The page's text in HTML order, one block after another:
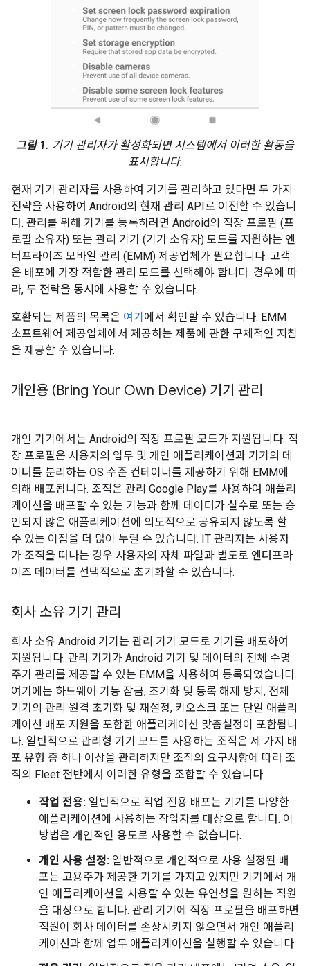
그림 1. 기기 관리자가 활성화되면 시스템에서 이러한 활동을
표시합니다.
현재 기기 관리자를 사용하여 기기를 관리하고 있다면 두 가지
전략을 사용하여 Android의 현재 관리 API로 이전할 수 있습니
다. 관리를 위해 기기를 등록하려면 Android의 직장 프로필 (프
로필 소유자) 또는 관리 기기 (기기 소유자) 모드를 지원하는 엔
터프라이즈 모바일 관리 (EMM) 제공업체가 필요합니다. 고객
은 배포에 가장 적합한 관리 모드를 선택해야 합니다. 경우에 따
라, 두 전략을 동시에 사용할 수 있습니다.
호환되는 제품의 목록은 여기 에서 확인할 수 있습니다. EMM
소프트웨어 제공업체에서 제공하는 제품에 관한 구체적인 지침
을 제공할 수 있습니다.
개인용 (Bring Your Own Device) 기기 관리
개인 기기에서는 Android의 직장 프로필 모드가 지원됩니다. 직
장 프로필은 사용자의 업무 및 개인 애플리케이션과 기기의 데
이터를 분리하는 OS 수준 컨테이너를 제공하기 위해 EMM에
의해 배포됩니다. 조직은 관리 Google Play를 사용하여 애플리
케이션을 배포할 수 있는 기능과 함께 데이터가 실수로 또는 승
인되지 않은 애플리케이션에 의도적으로 공유되지 않도록 할
수 있는 이점을 더 많이 누릴 수 있습니다. IT 관리자는 사용자
가 조직을 떠나는 경우 사용자의 자체 파일과 별도로 엔터프라
이즈 데이터를 선택적으로 초기화할 수 있습니다.
회사 소유 기기 관리
회사 소유 Android 기기는 관리 기기 모드로 기기를 배포하여
지원됩니다. 관리 기기가 Android 기기 및 데이터의 전체 수명
주기 관리를 제공할 수 있는 EMM을 사용하여 등록되었습니다.
여기에는 하드웨어 기능 잠금, 초기화 및 등록 해제 방지, 전체
기기의 관리 원격 초기화 및 재설정, 키오스크 또는 단일 애플리
케이션 배포 지원을 포함한 애플리케이션 맞춤설정이 포함됩니
다. 일반적으로 관리형 기기 모드를 사용하는 조직은 세 가지 배
포 유형 중 하나 이상을 관리하지만 조직의 요구사항에 따라 조
직의 Fleet 전반에서 이러한 유형을 조합할 수 있습니다.
작업 전용: 일반적으로 작업 전용 배포는 기기를 다양한
애플리케이션에 사용하는 작업자를 대상으로 합니다. 이
방법은 개인적인 용도로 사용할 수 없습니다.
개인 사용 설정: 일반적으로 개인적으로 사용 설정된 배
포는 고용주가 제공한 기기를 가지고 있지만 기기에서 개
인 애플리케이션을 사용할 수 있는 유연성을 원하는 직원
을 대상으로 합니다. 관리 기기에 직장 프로필을 배포하면
직원이 회사 데이터를 손상시키지 않으면서 개인 애플리
케이션과 함께 업무 애플리케이션을 실행할 수 있습니다.